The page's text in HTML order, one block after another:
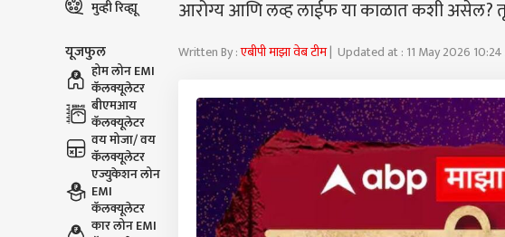
मुव्ही रिव्ह्यू
यूजफुल
होम लोन EMI
कॅलक्यूलेटर
बीएमआय
कॅलक्यूलेटर
वय मोजा/ वय
कॅलक्यूलेटर
एज्युकेशन लोन
EMI
कॅलक्यूलेटर
कार लोन EMI
आरोग्य आणि लव्ह लाईफ या काळात कशी असेल? तूळ
Written By :एबीपी माझा वेब टीम| Updated at : 11 May 2026 10:24